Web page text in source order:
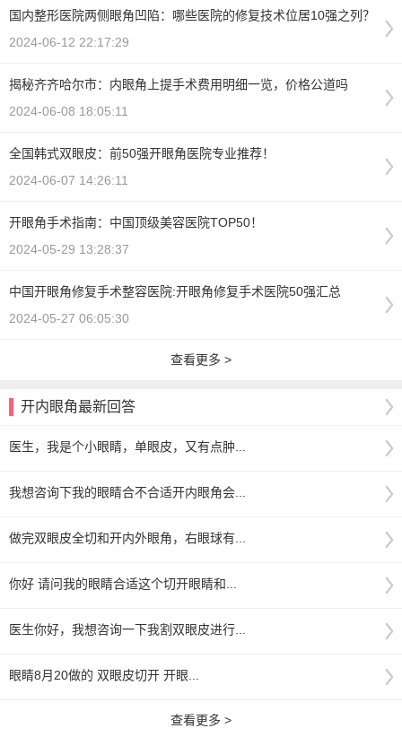
国内整形医院两侧眼角凹陷：哪些医院的修复技术位居10强之列？
2024-06-12 22:17:29
揭秘齐齐哈尔市：内眼角上提手术费用明细一览，价格公道吗
2024-06-08 18:05:11
全国韩式双眼皮：前50强开眼角医院专业推荐！
2024-06-07 14:26:11
开眼角手术指南：中国顶级美容医院TOP50！
2024-05-29 13:28:37
中国开眼角修复手术整容医院:开眼角修复手术医院50强汇总
2024-05-27 06:05:30
查看更多 >
开内眼角最新回答
医生，我是个小眼睛，单眼皮，又有点肿...
我想咨询下我的眼睛合不合适开内眼角会...
做完双眼皮全切和开内外眼角，右眼球有...
你好 请问我的眼睛合适这个切开眼睛和...
医生你好，我想咨询一下我割双眼皮进行...
眼睛8月20做的 双眼皮切开 开眼...
查看更多 >